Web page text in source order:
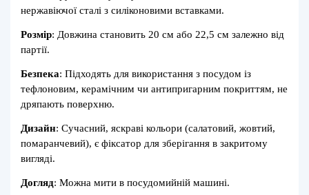
нержавіючої сталі з силіконовими вставками.
Розмір: Довжина становить 20 см або 22,5 см залежно від
партії.
Безпека: Підходять для використання з посудом із
тефлоновим, керамічним чи антипригарним покриттям, не
дряпають поверхню.
Дизайн: Сучасний, яскраві кольори (салатовий, жовтий,
помаранчевий), є фіксатор для зберігання в закритому
вигляді.
Догляд: Можна мити в посудомийній машині.